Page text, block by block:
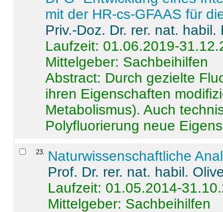
mit der HR-cs-GFAAS für
Priv.-Doz. Dr. rer. nat.
Laufzeit: 01.06.2019-
Mittelgeber: Sachbeihilfen
Abstract: Durch gezielte
ihren Eigenschaften
Metabolismus). Auch
Polyfluorierung neue
23. Naturwissenschaftliche
Prof. Dr. rer. nat. habil.
Laufzeit: 01.05.2014-
Mittelgeber: Sachbeihilfen